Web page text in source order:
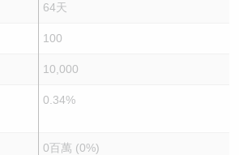
64天
100
10,000
0.34%
0百萬 (0%)